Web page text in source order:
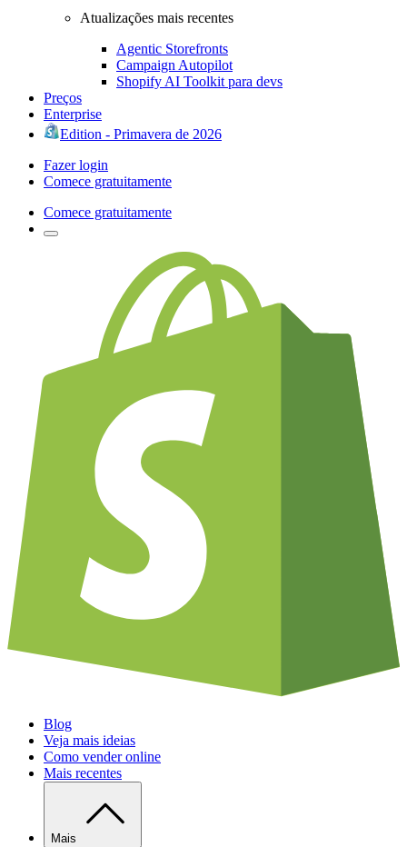
Atualizações mais recentes
Agentic Storefronts
Campaign Autopilot
Shopify AI Toolkit para devs
Preços
Enterprise
Edition - Primavera de 2026
Fazer login
Comece gratuitamente
Comece gratuitamente
Blog
Veja mais ideias
Como vender online
Mais recentes
Mais